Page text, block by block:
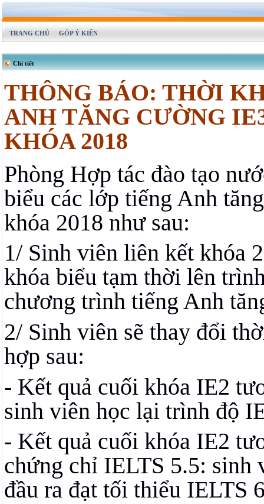
TRANG CHỦ GÓP Ý KIẾN
Chi tiết
THÔNG BÁO: THỜI
ANH TĂNG CƯỜNG
KHÓA 2018
Phòng Hợp tác đào tạo
biểu các lớp tiếng Anh
khóa 2018 như sau:
1/ Sinh viên liên kết khóa
khóa biểu tạm thời lên
chương trình tiếng Anh
2/ Sinh viên sẽ thay đổi
hợp sau:
- Kết quả cuối khóa IE2
sinh viên học lại trình độ
- Kết quả cuối khóa IE2
chứng chỉ IELTS 5.5: sinh
đầu ra đạt tối thiểu IELTS